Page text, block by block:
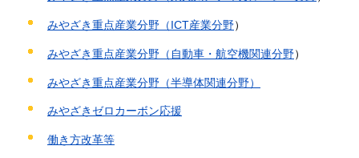
みやざき重点産業分野（ICT産業分野）
みやざき重点産業分野（ 自動車・航空機関連分野）
みやざき重点産業分野（半導体関連分野）
みやざきゼロカーボン応援
働き方改革等